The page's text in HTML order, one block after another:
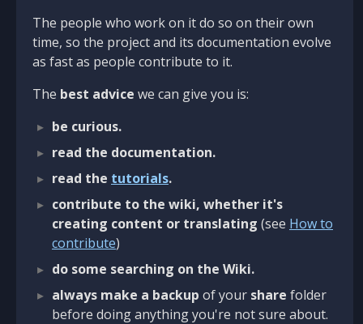
The people who work on it do so on their own
time, so the project and its documentation evolve
as fast as people contribute to it.
The best advice we can give you is:
be curious.
read the documentation.
read the tutorials.
contribute to the wiki, whether it's
creating content or translating (see How to
contribute)
do some searching on the Wiki.
always make a backup of your share folder
before doing anything you're not sure about.